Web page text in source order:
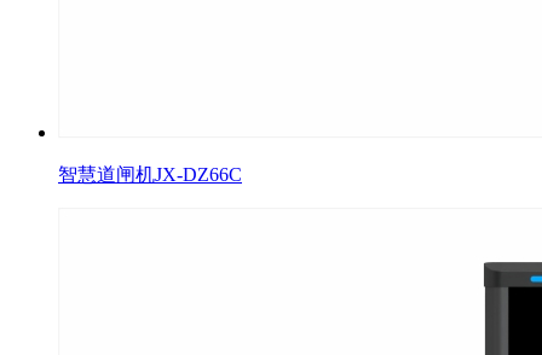
智慧道闸机JX-DZ66C